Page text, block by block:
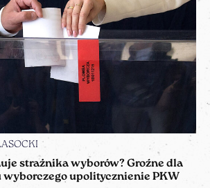
strażnika wyborów? Groźne dla
wyborczego upolitycznienie PKW